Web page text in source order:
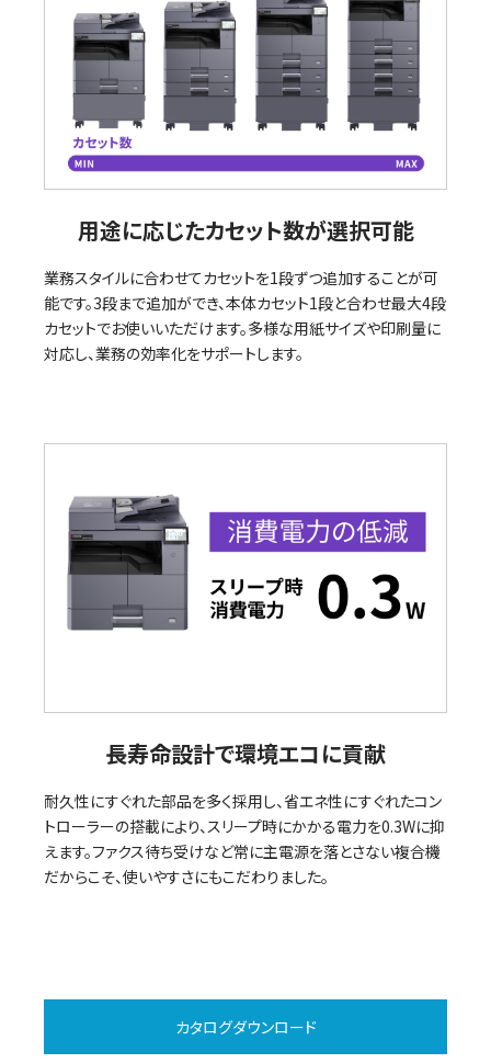
用途に応じたカセット数が選択可能
業務スタイルに合わせてカセットを1段ずつ追加することが可
能です。3段まで追加ができ、本体カセット1段と合わせ最大4段
カセットでお使いいただけます。多様な用紙サイズや印刷量に
対応し、業務の効率化をサポートします。
長寿命設計で環境エコに貢献
耐久性にすぐれた部品を多く採用し、省エネ性にすぐれたコン
トローラーの搭載により、スリープ時にかかる電力を0.3Wに抑
えます。ファクス待ち受けなど常に主電源を落とさない複合機
だからこそ、使いやすさにもこだわりました。
カタログダウンロード